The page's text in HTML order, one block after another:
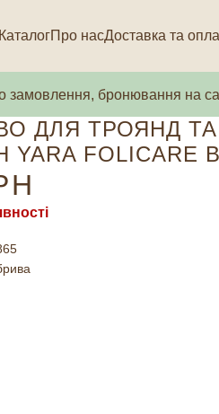
КаталогПро насДоставка та
замовлення, бронювання на
ДЛЯ ТРОЯНД ТА
YARA FOLICARE